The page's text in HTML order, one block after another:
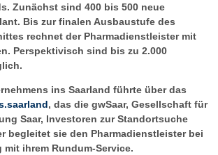
Zunächst sind 400 bis 500 neue
Bis zur finalen Ausbaustufe des
rechnet der Pharmadienstleister mit
Perspektivisch sind bis zu 2.000
ins Saarland führte über das
, das die gwSaar, Gesellschaft für
Saar, Investoren zur Standortsuche
begleitet sie den Pharmadienstleister bei
ihrem Rundum-Service.